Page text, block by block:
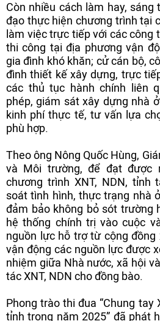
Còn nhiều cách làm hay, sáng
đạo thực hiện chương trình tại
làm việc trực tiếp với các công
thi công tại địa phương vận
gia đình khó khăn; cử cán bộ,
đình thiết kế xây dựng, trực
các thủ tục hành chính liên
phép, giám sát xây dựng nhà
kinh phí thực tế, tư vấn lựa
phù hợp.
Theo ông Nông Quốc Hùng,
và Môi trường, để đạt được
chương trình XNT, NDN, tỉnh
soát tình hình, thực trạng nhà
đảm bảo không bỏ sót trường
hệ thống chính trị vào cuộc
nguồn lực hỗ trợ từ cộng đồng
vận động các nguồn lực được
nhiệm giữa Nhà nước, xã hội
tác XNT, NDN cho đồng bào.
Phong trào thi đua “Chung tay
tỉnh trong năm 2025” đã phát